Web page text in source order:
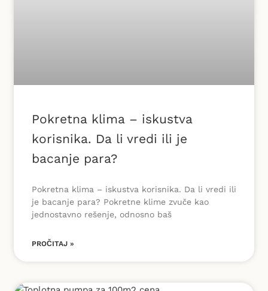
Pokretna klima – iskustva
korisnika. Da li vredi ili je
bacanje para?
Pokretna klima – iskustva korisnika. Da li vredi ili
je bacanje para? Pokretne klime zvuče kao
jednostavno rešenje, odnosno baš
PROČITAJ »